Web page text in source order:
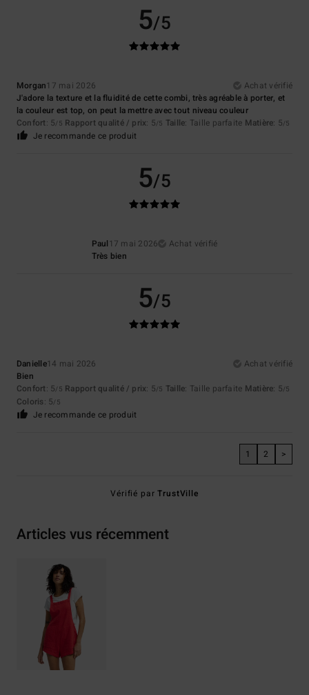
5/5
Morgan17 mai 2026
Achat vérifié
J'adore la texture et la fluidité de cette combi, très agréable à porter, et
la couleur est top, on peut la mettre avec tout niveau couleur
Confort: 5/5 Rapport qualité / prix: 5/5 Taille: Taille parfaite Matière: 5/5
Je recommande ce produit
5/5
Paul 17 mai 2026
Achat vérifié
Très bien
5/5
Danielle14 mai 2026
Achat vérifié
Bien
Confort: 5/5 Rapport qualité / prix: 5/5 Taille: Taille parfaite Matière: 5/5
Coloris: 5/5
Je recommande ce produit
1 2 >
Vérifié parTrustVille
Articles vus récemment